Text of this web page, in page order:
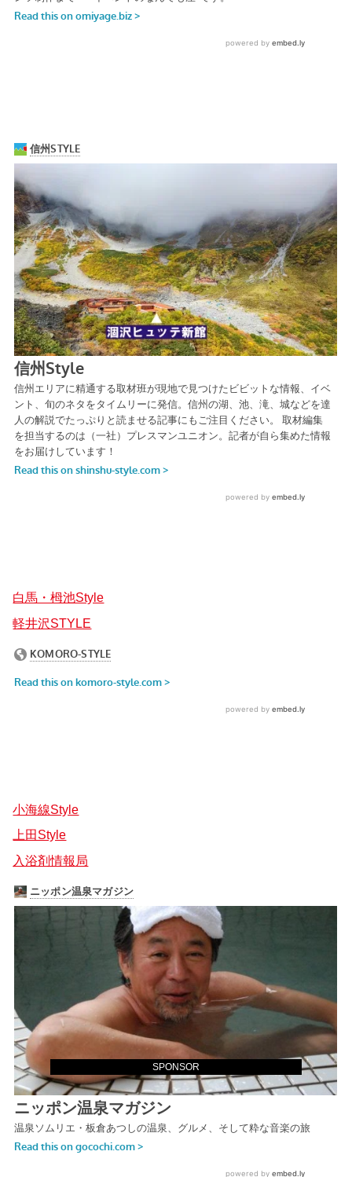
SPONSOR
白馬・栂池Style
軽井沢STYLE
小海線Style
上田Style
入浴剤情報局